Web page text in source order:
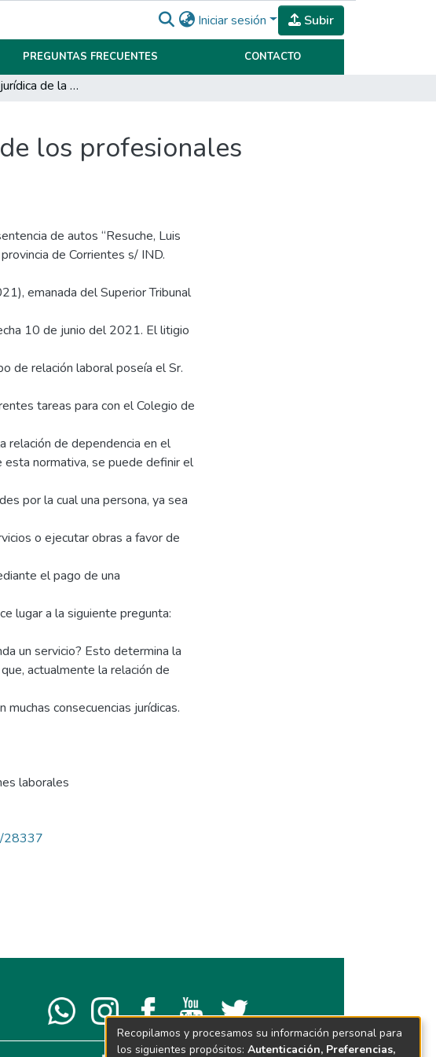
Iniciar sesión Subir
PREGUNTAS FRECUENTES CONTACTO
La naturaleza jurídica de la relación laboral de los profesionales liberales
los profesionales
de autos “Resuche, Luis
de Corrientes s/ IND.
emanada del Superior Tribunal
10 de junio del 2021. El litigio
de relación laboral poseía el Sr.
tareas para con el Colegio de
relación de dependencia en el
normativa, se puede definir el
por la cual una persona, ya sea
o ejecutar obras a favor de
el pago de una
lugar a la siguiente pregunta:
un servicio? Esto determina la
actualmente la relación de
consecuencias jurídicas.
laborales
28337
Recopilamos y procesamos su información personal para
los siguientes propósitos: Autenticación, Preferencias,